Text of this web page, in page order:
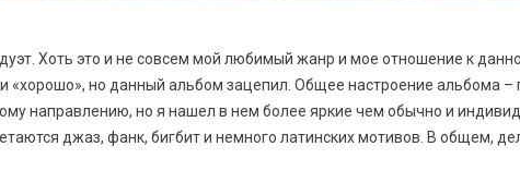
Хоть это и не совсем мой любимый жанр и мое отношение к
«хорошо», но данный альбом зацепил. Общее настроение альбома –
направлению, но я нашел в нем более яркие чем обычно и
джаз, фанк, бигбит и немного латинских мотивов. В общем,